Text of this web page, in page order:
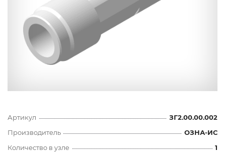
Артикул
ЗГ2.00.00.002
Производитель
ОЗНА-ИС
Количество в узле
1